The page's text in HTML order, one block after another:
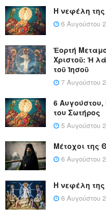
Η νεφέλη
6 Αυγούστου
Ἑορτή
Χριστοῦ: Ἡ
τοῦ Ἰησοῦ
7 Αυγούστου
6
του Σωτήρος
5 Αυγούστου
Μέτοχοι
6 Αυγούστου
Η νεφέλη
6 Αυγούστου